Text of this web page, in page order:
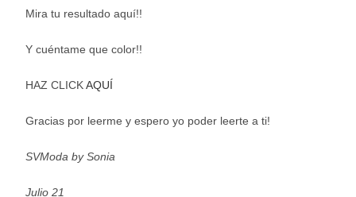
Mira tu resultado aquí!!
Y cuéntame que color!!
HAZ CLICKAQUÍ
Gracias por leerme y espero yo poder leerte a ti!
SVModa by Sonia
Julio 21